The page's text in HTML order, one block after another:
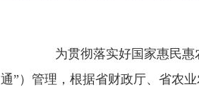
为贯彻落实好国家惠民惠农
通”）管理，根据省财政厅、省农